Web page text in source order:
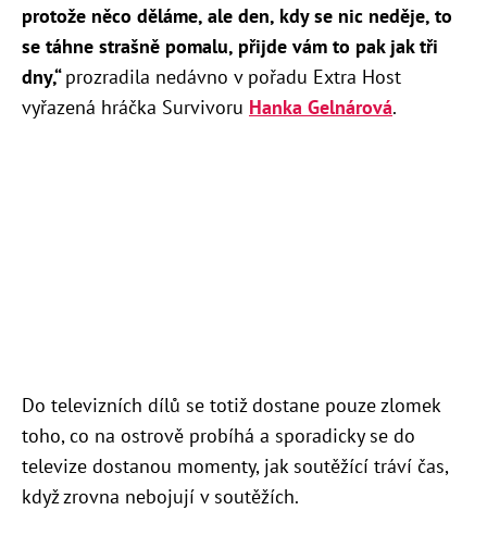
protože něco děláme, ale den, kdy se nic neděje, to
se táhne strašně pomalu, přijde vám to pak jak tři
dny,“prozradila nedávno v pořadu Extra Host
vyřazená hráčka Survivoru Hanka Gelnárová.
Do televizních dílů se totiž dostane pouze zlomek
toho, co na ostrově probíhá a sporadicky se do
televize dostanou momenty, jak soutěžící tráví čas,
když zrovna nebojují v soutěžích.